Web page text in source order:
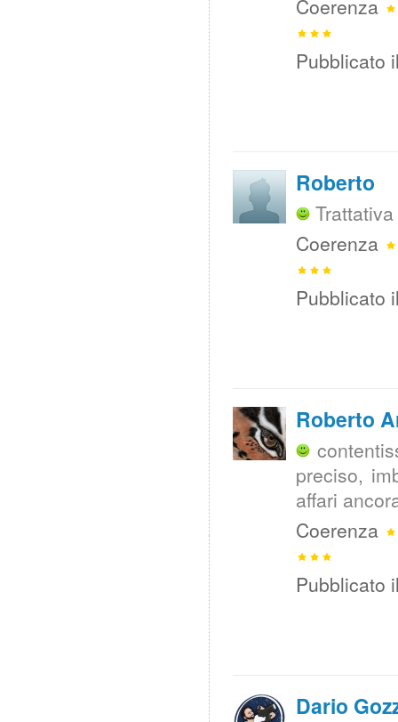
Coerenza
Pubblicato
Roberto
Coerenza
Pubblicato
Roberto
preciso,
affari
Coerenza
Pubblicato
Dario